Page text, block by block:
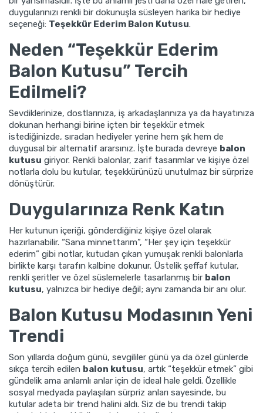
duygularınızı renkli bir dokunuşla süsleyen harika bir hediye
seçeneği: Teşekkür Ederim Balon Kutusu.
Neden “Teşekkür Ederim
Balon Kutusu” Tercih
Edilmeli?
Sevdiklerinize, dostlarınıza, iş arkadaşlarınıza ya da hayatınıza
dokunan herhangi birine içten bir teşekkür etmek
istediğinizde, sıradan hediyeler yerine hem şık hem de
duygusal bir alternatif ararsınız. İşte burada devreye balon
kutusu giriyor. Renkli balonlar, zarif tasarımlar ve kişiye özel
notlarla dolu bu kutular, teşekkürünüzü unutulmaz bir sürprize
dönüştürür.
Duygularınıza Renk Katın
Her kutunun içeriği, gönderdiğiniz kişiye özel olarak
hazırlanabilir. “Sana minnettarım”, “Her şey için teşekkür
ederim” gibi notlar, kutudan çıkan yumuşak renkli balonlarla
birlikte karşı tarafın kalbine dokunur. Üstelik şeffaf kutular,
renkli şeritler ve özel süslemelerle tasarlanmış bir balon
kutusu, yalnızca bir hediye değil; aynı zamanda bir anı olur.
Balon Kutusu Modasının Yeni
Trendi
Son yıllarda doğum günü, sevgililer günü ya da özel günlerde
sıkça tercih edilen balon kutusu, artık “teşekkür etmek” gibi
gündelik ama anlamlı anlar için de ideal hale geldi. Özellikle
sosyal medyada paylaşılan sürpriz anları sayesinde, bu
kutular adeta bir trend halini aldı. Siz de bu trendi takip